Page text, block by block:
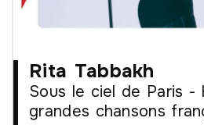
Rita Tabbakh
Sous le ciel de Paris -
grandes chansons